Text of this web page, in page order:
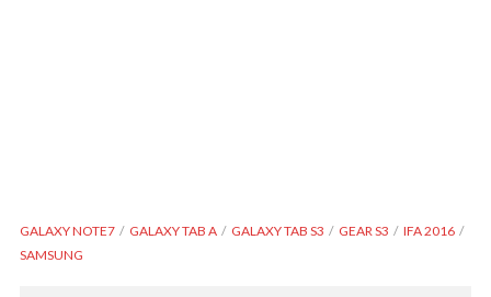
GALAXY NOTE7 GALAXY TAB A GALAXY TAB S3 GEAR S3
IFA 2016
SAMSUNG